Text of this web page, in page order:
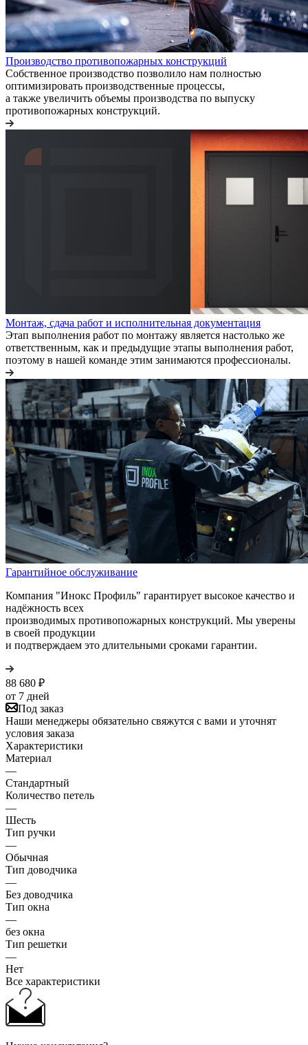
Производство противопожарных конструкций
Собственное производство позволило нам полностью
оптимизировать производственные процессы,
а также увеличить объемы производства по выпуску
противопожарных конструкций.
Монтаж, сдача работ и исполнительная документация
Этап выполнения работ по монтажу является настолько же
ответственным, как и предыдущие этапы выполнения работ,
поэтому в нашей команде этим занимаются профессионалы.
Гарантийное обслуживание
Компания "Инокс Профиль" гарантирует высокое качество и
надёжность всех
производимых противопожарных конструкций. Мы уверены
в своей продукции
и подтверждаем это длительными сроками гарантии.
88 680 ₽
от 7 дней
Под заказ
Наши менеджеры обязательно свяжутся с вами и уточнят
условия заказа
Характеристики
Материал
—
Стандартный
Количество петель
—
Шесть
Тип ручки
—
Обычная
Тип доводчика
—
Без доводчика
Тип окна
—
без окна
Тип решетки
—
Нет
Все характеристики